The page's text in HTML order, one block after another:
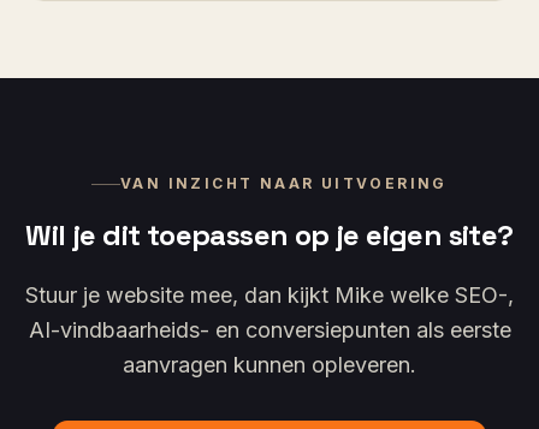
VAN INZICHT NAAR UITVOERING
Wil je dit toepassen op je eigen site?
Stuur je website mee, dan kijkt Mike welke SEO-,
AI-vindbaarheids- en conversiepunten als eerste
aanvragen kunnen opleveren.